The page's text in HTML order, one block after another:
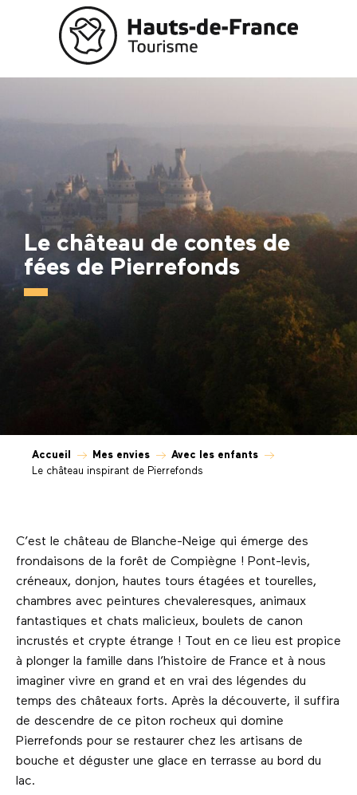
Le château de contes de
fées de Pierrefonds
Accueil Mes envies
Avec les enfants
Le château inspirant de Pierrefonds
C’est le château de Blanche-Neige qui émerge des
frondaisons de la forêt de Compiègne ! Pont-levis,
créneaux, donjon, hautes tours étagées et tourelles,
chambres avec peintures chevaleresques, animaux
fantastiques et chats malicieux, boulets de canon
incrustés et crypte étrange ! Tout en ce lieu est propice
à plonger la famille dans l’histoire de France et à nous
imaginer vivre en grand et en vrai des légendes du
temps des châteaux forts. Après la découverte, il suffira
de descendre de ce piton rocheux qui domine
Pierrefonds pour se restaurer chez les artisans de
bouche et déguster une glace en terrasse au bord du
lac.